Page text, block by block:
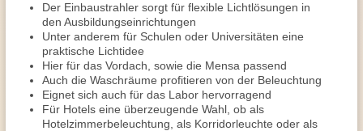
Der Einbaustrahler sorgt für flexible Lichtlösungen in
den Ausbildungseinrichtungen
Unter anderem für Schulen oder Universitäten eine
praktische Lichtidee
Hier für das Vordach, sowie die Mensa passend
Auch die Waschräume profitieren von der Beleuchtung
Eignet sich auch für das Labor hervorragend
Für Hotels eine überzeugende Wahl, ob als
Hotelzimmerbeleuchtung, als Korridorleuchte oder als